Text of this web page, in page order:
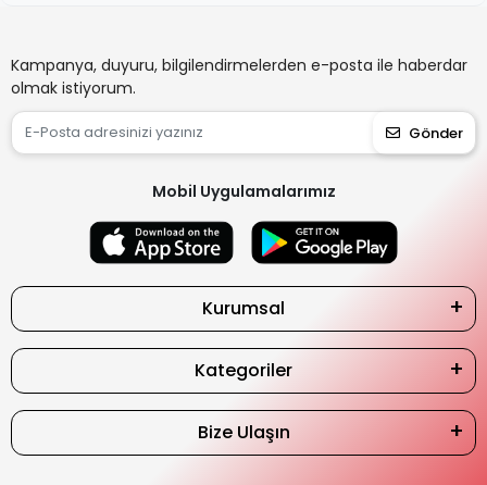
Kampanya, duyuru, bilgilendirmelerden e-posta ile haberdar
olmak istiyorum.
Gönder
Mobil Uygulamalarımız
Kurumsal
Kategoriler
Bize Ulaşın